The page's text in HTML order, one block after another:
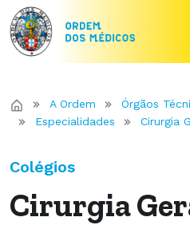
A Ordem Órgãos
Especialidades
Cirurgia
Colégios
Cirurgia